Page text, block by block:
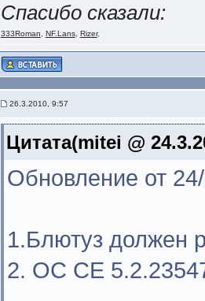
Спасибо сказали:
333Roman NF.Lans, Rizer,
26.3.2010, 9:57
Цитата(mitei @
Обновление от
1.Блютуз должен
2. OC CE